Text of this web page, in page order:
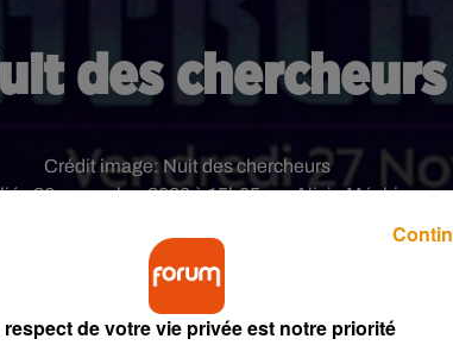
des
: 26 novembre 2020 à 15h05 par Alicia Méchin
Crédit image: Nuit des chercheurs
respect de votre vie privée est notre priorité